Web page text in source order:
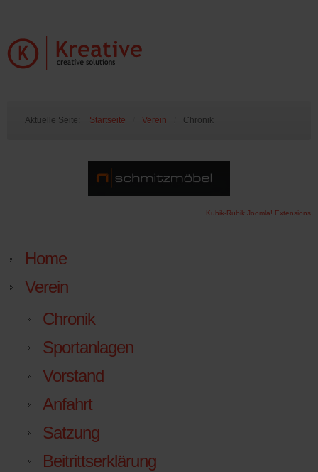
Aktuelle Seite: Startseite Verein Chronik
Kubik-Rubik Joomla! Extensions
Home
Verein
Chronik
Sportanlagen
Vorstand
Anfahrt
Satzung
Beitrittserklärung